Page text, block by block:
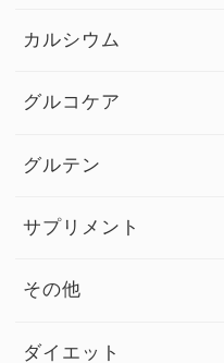
カルシウム
グルコケア
グルテン
サプリメント
その他
その他 トップ
ダイエット